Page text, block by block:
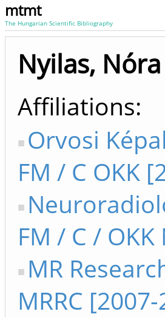
mtmt
The Hungarian Scientific Bibliography
Nyilas,
Affiliations
Orvosi
FM / C OKK
FM / C /
MR
MRRC